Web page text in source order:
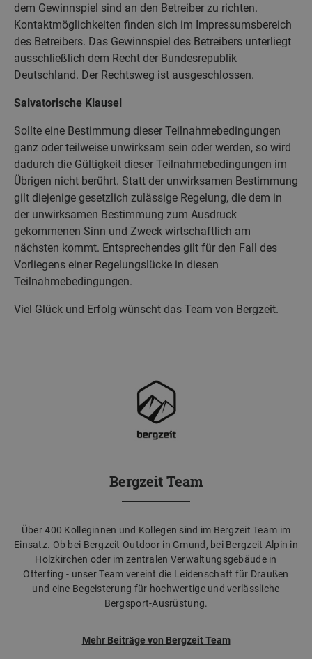
dem Gewinnspiel sind an den Betreiber zu richten.
Kontaktmöglichkeiten finden sich im Impressumsbereich
des Betreibers. Das Gewinnspiel des Betreibers unterliegt
ausschließlich dem Recht der Bundesrepublik
Deutschland. Der Rechtsweg ist ausgeschlossen.
Salvatorische Klausel
Sollte eine Bestimmung dieser Teilnahmebedingungen
ganz oder teilweise unwirksam sein oder werden, so wird
dadurch die Gültigkeit dieser Teilnahmebedingungen im
Übrigen nicht berührt. Statt der unwirksamen Bestimmung
gilt diejenige gesetzlich zulässige Regelung, die dem in
der unwirksamen Bestimmung zum Ausdruck
gekommenen Sinn und Zweck wirtschaftlich am
nächsten kommt. Entsprechendes gilt für den Fall des
Vorliegens einer Regelungslücke in diesen
Teilnahmebedingungen.
Viel Glück und Erfolg wünscht das Team von Bergzeit.
Bergzeit Team
Über 400 Kolleginnen und Kollegen sind im Bergzeit Team im
Einsatz. Ob bei Bergzeit Outdoor in Gmund, bei Bergzeit Alpin in
Holzkirchen oder im zentralen Verwaltungsgebäude in
Otterfing - unser Team vereint die Leidenschaft für Draußen
und eine Begeisterung für hochwertige und verlässliche
Bergsport-Ausrüstung.
Mehr Beiträge von Bergzeit Team